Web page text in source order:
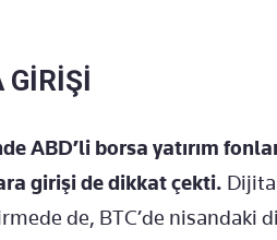
GİRİŞİ
ABD’li borsa yatırım
girişi de dikkat çekti.
de, BTC’de